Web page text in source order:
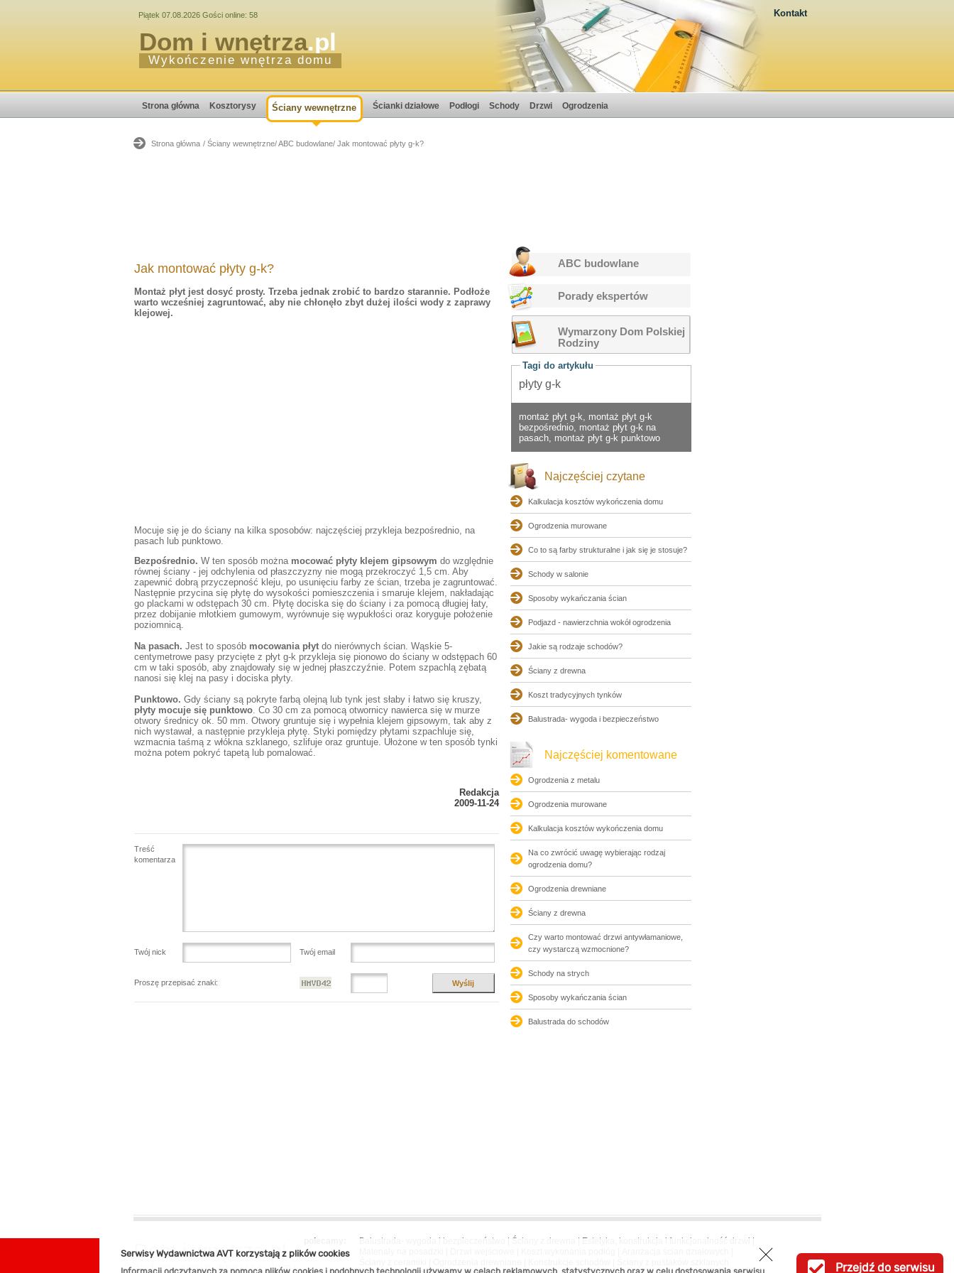
Piątek 07.08.2026 Gości online: 58
Dom i wnętrza.pl
Wykończenie wnętrza domu
Kontakt
Strona główna Kosztorysy Ściany wewnętrzne Ścianki działowe Podłogi Schody Drzwi Ogrodzenia
Strona główna / Ściany wewnętrzne/ ABC budowlane/ Jak montować płyty g-k?
Jak montować płyty g-k?
Montaż płyt jest dosyć prosty. Trzeba jednak zrobić to bardzo starannie. Podłoże
warto wcześniej zagruntować, aby nie chłonęło zbyt dużej ilości wody z zaprawy
klejowej.
Mocuje się je do ściany na kilka sposobów: najczęściej przykleja bezpośrednio, na
pasach lub punktowo.
Bezpośrednio. W ten sposób można mocować płyty klejem gipsowym do względnie
równej ściany - jej odchylenia od płaszczyzny nie mogą przekroczyć 1,5 cm. Aby
zapewnić dobrą przyczepność kleju, po usunięciu farby ze ścian, trzeba je zagruntować.
Następnie przycina się płytę do wysokości pomieszczenia i smaruje klejem, nakładając
go plackami w odstępach 30 cm. Płytę dociska się do ściany i za pomocą długiej łaty,
przez dobijanie młotkiem gumowym, wyrównuje się wypukłości oraz koryguje położenie
poziomnicą.
Na pasach. Jest to sposób mocowania płyt do nierównych ścian. Wąskie 5-
centymetrowe pasy przycięte z płyt g-k przykleja się pionowo do ściany w odstępach 60
cm w taki sposób, aby znajdowały się w jednej płaszczyźnie. Potem szpachlą zębatą
nanosi się klej na pasy i dociska płyty.
Punktowo. Gdy ściany są pokryte farbą olejną lub tynk jest słaby i łatwo się kruszy,
płyty mocuje się punktowo. Co 30 cm za pomocą otwornicy nawierca się w murze
otwory średnicy ok. 50 mm. Otwory gruntuje się i wypełnia klejem gipsowym, tak aby z
nich wystawał, a następnie przykleja płytę. Styki pomiędzy płytami szpachluje się,
wzmacnia taśmą z włókna szklanego, szlifuje oraz gruntuje. Ułożone w ten sposób tynki
można potem pokryć tapetą lub pomalować.
Redakcja
2009-11-24
Treść
komentarza
Twój nick Twój email
Proszę przepisać znaki: Wyślij
ABC budowlane
Porady ekspertów
Wymarzony Dom Polskiej
Rodziny
Tagi do artykułu
płyty g-k
montaż płyt g-k, montaż płyt g-k
bezpośrednio, montaż płyt g-k na
pasach, montaż płyt g-k punktowo
Najczęściej czytane
Kalkulacja kosztów wykończenia domu
Ogrodzenia murowane
Co to są farby strukturalne i jak się je stosuje?
Schody w salonie
Sposoby wykańczania ścian
Podjazd - nawierzchnia wokół ogrodzenia
Jakie są rodzaje schodów?
Ściany z drewna
Koszt tradycyjnych tynków
Balustrada- wygoda i bezpieczeństwo
Najczęściej komentowane
Ogrodzenia z metalu
Ogrodzenia murowane
Kalkulacja kosztów wykończenia domu
Na co zwrócić uwagę wybierając rodzaj
ogrodzenia domu?
Ogrodzenia drewniane
Ściany z drewna
Czy warto montować drzwi antywłamaniowe,
czy wystarczą wzmocnione?
Schody na strych
Sposoby wykańczania ścian
Balustrada do schodów
Dom i wnętrza.pl
Wykończenie wnętrza domu
polecamy: Balustrada- wygoda i bezpieczeństwo | Ściany z drewna | Estetyka, konstrukcja i funkcjonalność drzwi |
Serwisy Wydawnictwa AVT korzystają z plików cookies
Przejdź do serwisu